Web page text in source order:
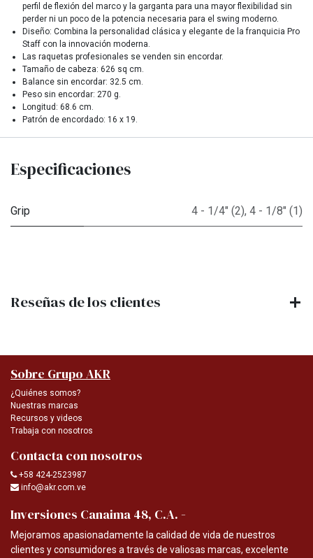
perfil de flexión del marco y la garganta para una mayor flexibilidad sin
perder ni un poco de la potencia necesaria para el swing moderno.
Diseño: Combina la personalidad clásica y elegante de la franquicia Pro
Staff con la innovación moderna.
Las raquetas profesionales se venden sin encordar.
Tamaño de cabeza: 626 sq cm.
Balance sin encordar: 32.5 cm.
Peso sin encordar: 270 g.
Longitud: 68.6 cm.
Patrón de encordado: 16 x 19.
Especificaciones
Grip 4 - 1/4" (2), 4 - 1/8" (1)
Reseñas de los clientes
Sobre Grupo AKR
¿Quiénes somos?
Nuestras marcas
Recursos y videos
Trabaja con nosotros
Contacta con nosotros
+58 424-2523987
info@akr.com.ve
Inversiones Canaima 48, C.A. -
Mejoramos apasionadamente la calidad de vida de nuestros
clientes y consumidores a través de valiosas marcas, excelente